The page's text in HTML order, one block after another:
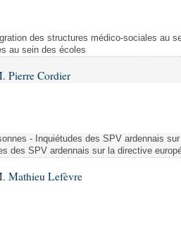
des structures médico-sociales au
au sein des écoles
Pierre Cordier
- Inquiétudes des SPV ardennais
des SPV ardennais sur la directive
Mathieu Lefèvre